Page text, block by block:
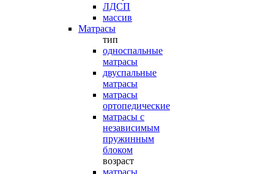
ЛДСП
массив
Матрасы
тип
односпальные
матрасы
двуспальные
матрасы
матрасы
ортопедические
матрасы с
независимым
пружинным
блоком
возраст
матрасы